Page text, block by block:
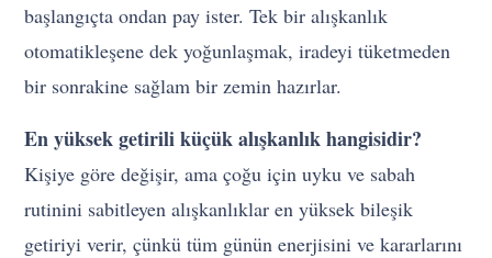
başlangıçta ondan pay ister. Tek bir alışkanlık
otomatikleşene dek yoğunlaşmak, iradeyi tüketmeden
bir sonrakine sağlam bir zemin hazırlar.
En yüksek getirili küçük alışkanlık hangisidir?
Kişiye göre değişir, ama çoğu için uyku ve sabah
rutinini sabitleyen alışkanlıklar en yüksek bileşik
getiriyi verir, çünkü tüm günün enerjisini ve kararlarını